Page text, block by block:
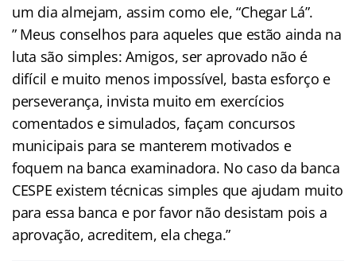
um dia almejam, assim como ele, “Chegar Lá”.
” Meus conselhos para aqueles que estão ainda na
luta são simples: Amigos, ser aprovado não é
difícil e muito menos impossível, basta esforço e
perseverança, invista muito em exercícios
comentados e simulados, façam concursos
municipais para se manterem motivados e
foquem na banca examinadora. No caso da banca
CESPE existem técnicas simples que ajudam muito
para essa banca e por favor não desistam pois a
aprovação, acreditem, ela chega.”